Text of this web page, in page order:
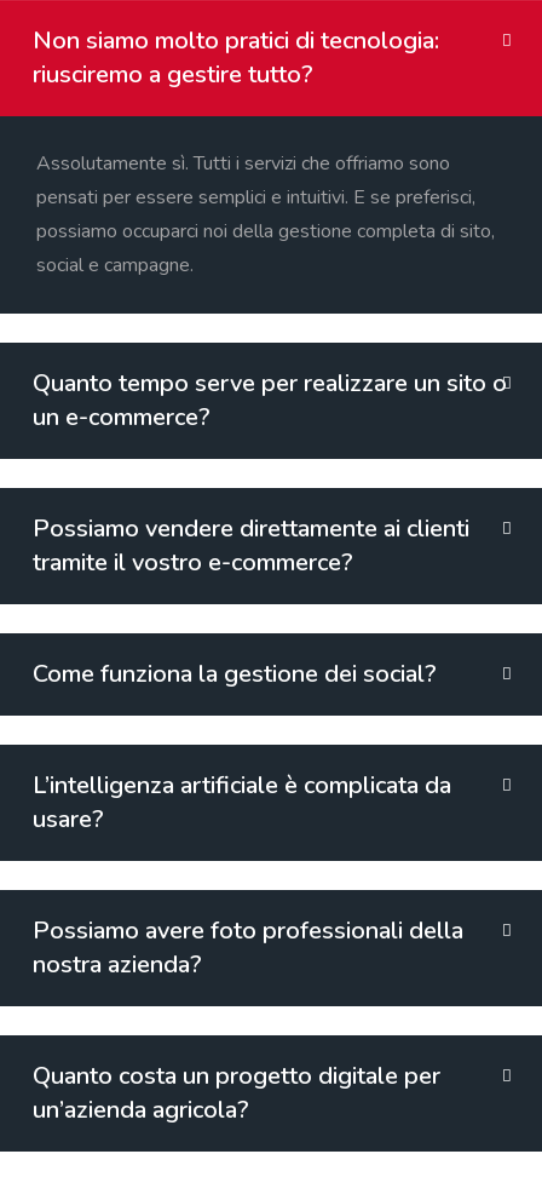
Non siamo molto pratici di tecnologia:
riusciremo a gestire tutto?
Assolutamente sì. Tutti i servizi che offriamo sono
pensati per essere semplici e intuitivi. E se preferisci,
possiamo occuparci noi della gestione completa di sito,
social e campagne.
Quanto tempo serve per realizzare un sito o
un e-commerce?
Possiamo vendere direttamente ai clienti
tramite il vostro e-commerce?
Come funziona la gestione dei social?
L’intelligenza artificiale è complicata da
usare?
Possiamo avere foto professionali della
nostra azienda?
Quanto costa un progetto digitale per
un’azienda agricola?